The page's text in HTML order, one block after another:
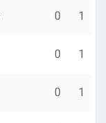
0 1
0 1
0 1